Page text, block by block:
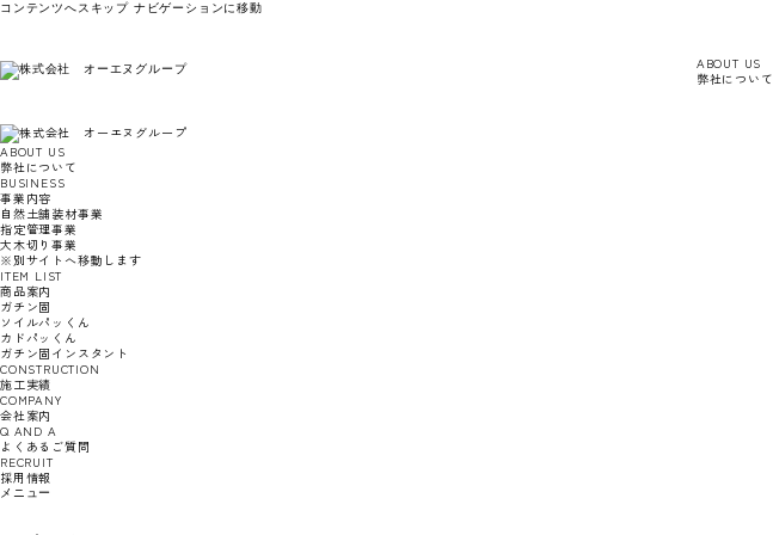
コンテンツへスキップ ナビゲーションに移動
ABOUT US
弊社について
ABOUT US
弊社について
BUSINESS
事業内容
自然土舗装材事業
指定管理事業
大木切り事業
※別サイトへ移動します
ITEM LIST
商品案内
ガチン固
ソイルパッくん
カドパッくん
ガチン固インスタント
CONSTRUCTION
施工実績
COMPANY
会社案内
Q AND A
よくあるご質問
RECRUIT
採用情報
メニュー